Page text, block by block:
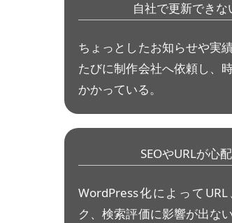
自社で更新できな
ちょっとしたお知らせや実
たびに制作会社へ依頼し、
かかっている。
SEOやURLが心配
WordPress化によって
ク、検索評価に影響が出な